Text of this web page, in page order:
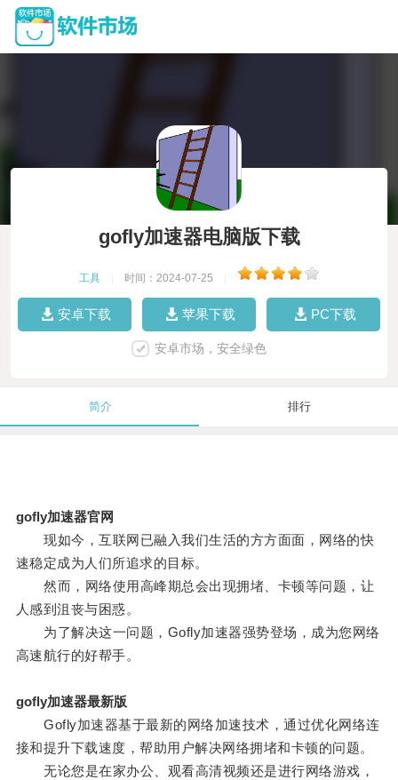
gofly加速器电脑版下载
工具 时间：2024-07-25
安卓下载 苹果下载 PC下载
安卓市场，安全绿色
简介 排行
gofly加速器官网
现如今，互联网已融入我们生活的方方面面，网络的快
速稳定成为人们所追求的目标。
然而，网络使用高峰期总会出现拥堵、卡顿等问题，让
人感到沮丧与困惑。
为了解决这一问题，Gofly加速器强势登场，成为您网络
高速航行的好帮手。
gofly加速器最新版
Gofly加速器基于最新的网络加速技术，通过优化网络连
接和提升下载速度，帮助用户解决网络拥堵和卡顿的问题。
无论您是在家办公、观看高清视频还是进行网络游戏，